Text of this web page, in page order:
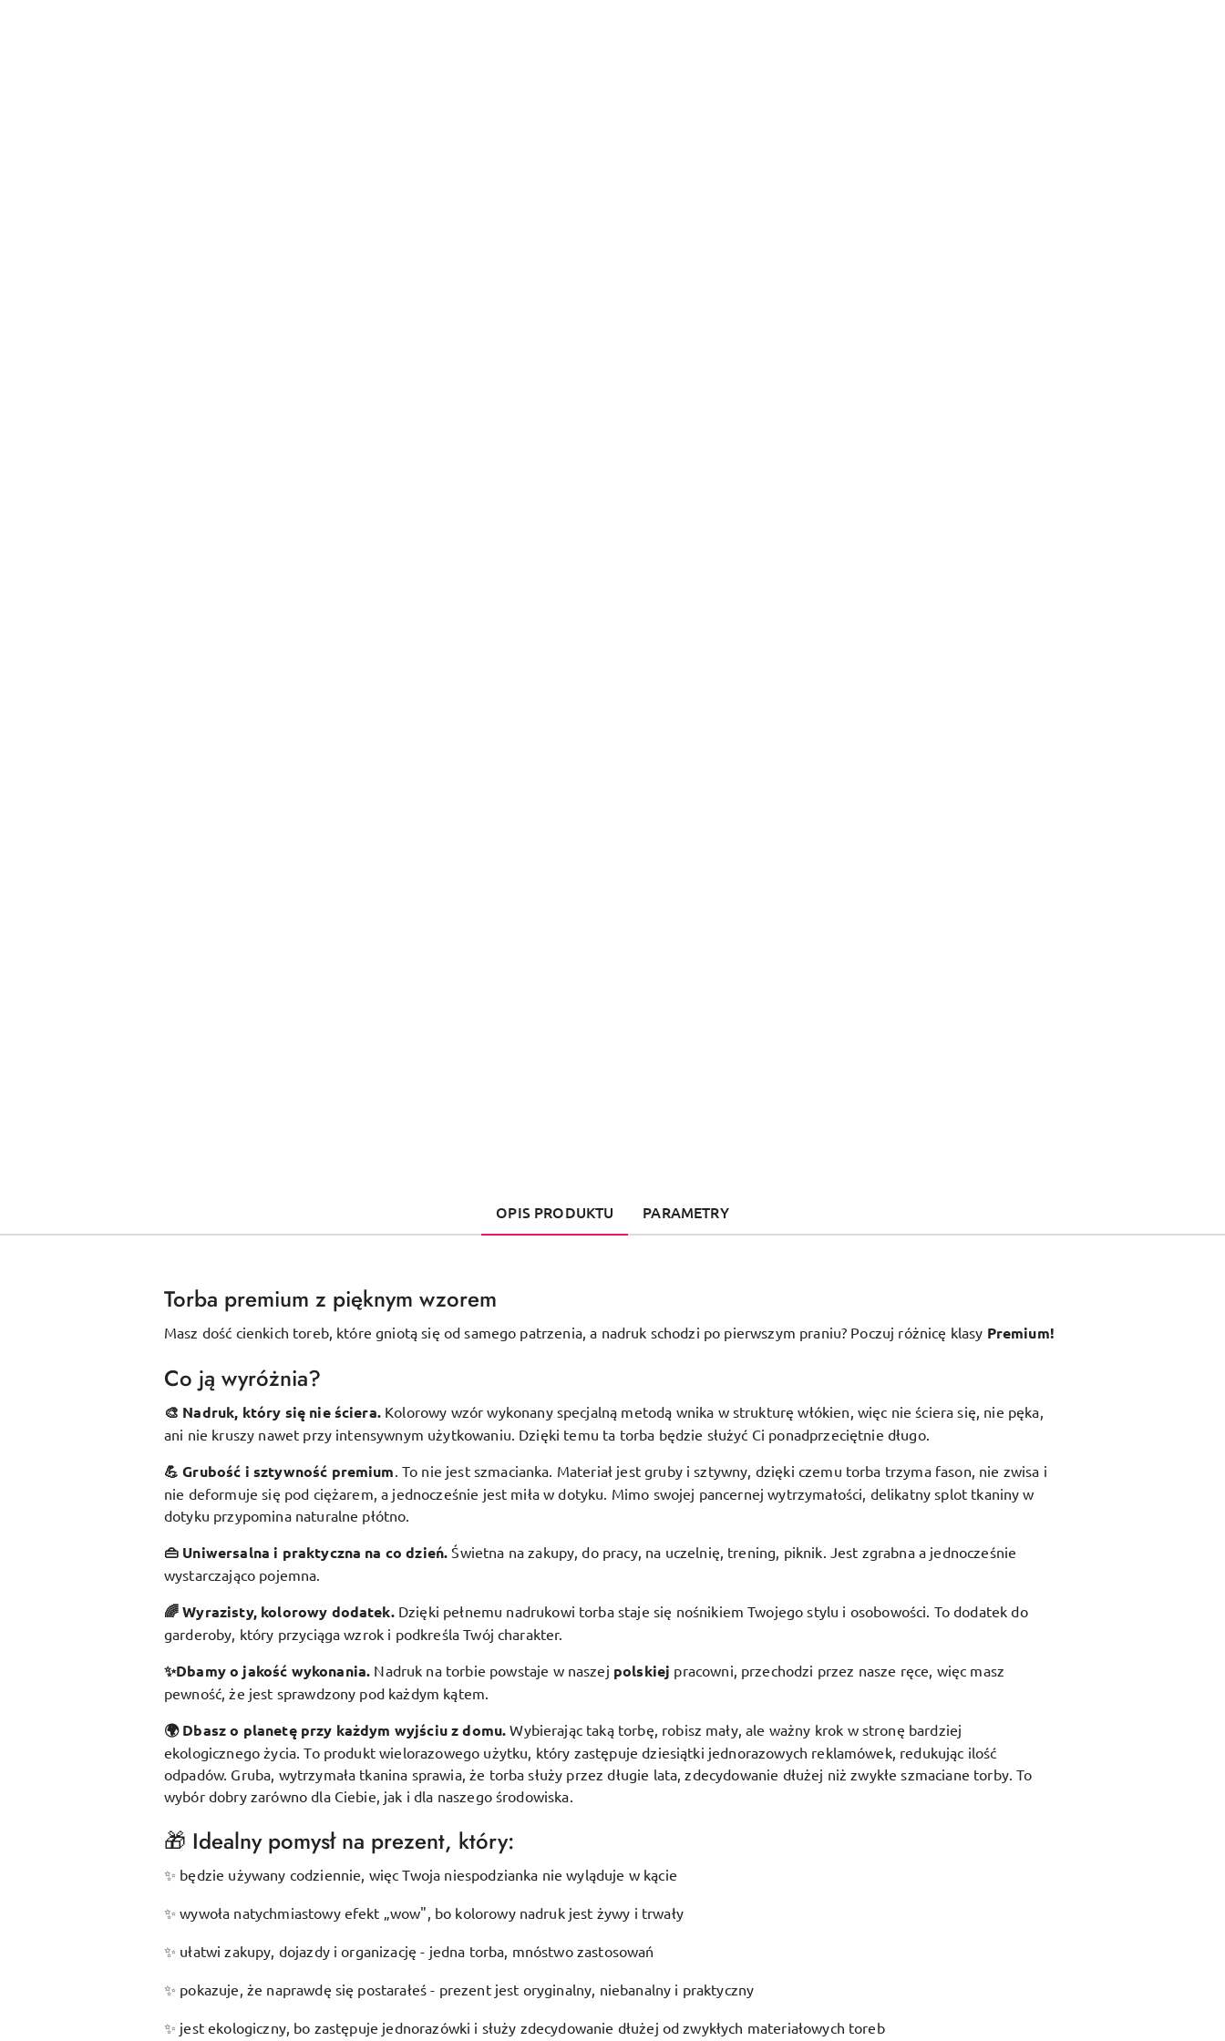
OPIS PRODUKTU PARAMETRY
Torba premium z pięknym wzorem
Masz dość cienkich toreb, które gniotą się od samego patrzenia, a nadruk schodzi po pierwszym praniu? Poczuj różnicę klasy Premium!
Co ją wyróżnia?
🎨 Nadruk, który się nie ściera. Kolorowy wzór wykonany specjalną metodą wnika w strukturę włókien, więc nie ściera się, nie pęka,
ani nie kruszy nawet przy intensywnym użytkowaniu. Dzięki temu ta torba będzie służyć Ci ponadprzeciętnie długo.
💪 Grubość i sztywność premium To nie jest szmacianka. Materiał jest gruby i sztywny, dzięki czemu torba trzyma fason, nie zwisa i
nie deformuje się pod ciężarem, a jednocześnie jest miła w dotyku. Mimo swojej pancernej wytrzymałości, delikatny splot tkaniny w
dotyku przypomina naturalne płótno.
👜 Uniwersalna i praktyczna na co dzień. Świetna na zakupy, do pracy, na uczelnię, trening, piknik. Jest zgrabna a jednocześnie
wystarczająco pojemna.
🌈 Wyrazisty, kolorowy dodatek. Dzięki pełnemu nadrukowi torba staje się nośnikiem Twojego stylu i osobowości. To dodatek do
garderoby, który przyciąga wzrok i podkreśla Twój charakter.
✨Dbamy o jakość wykonania. Nadruk na torbie powstaje w naszej polskiej pracowni, przechodzi przez nasze ręce, więc masz
pewność, że jest sprawdzony pod każdym kątem.
🌍 Dbasz o planetę przy każdym wyjściu z domu.Wybierając taką torbę, robisz mały, ale ważny krok w stronę bardziej
ekologicznego życia. To produkt wielorazowego użytku, który zastępuje dziesiątki jednorazowych reklamówek, redukując ilość
odpadów. Gruba, wytrzymała tkanina sprawia, że torba służy przez długie lata, zdecydowanie dłużej niż zwykłe szmaciane torby. To
wybór dobry zarówno dla Ciebie, jak i dla naszego środowiska.
🎁 Idealny pomysł na prezent, który:
✨ będzie używany codziennie, więc Twoja niespodzianka nie wyląduje w kącie
✨ wywoła natychmiastowy efekt „wow", bo kolorowy nadruk jest żywy i trwały
✨ ułatwi zakupy, dojazdy i organizację - jedna torba, mnóstwo zastosowań
✨ pokazuje, że naprawdę się postarałeś - prezent jest oryginalny, niebanalny i praktyczny
✨ jest ekologiczny, bo zastępuje jednorazówki i służy zdecydowanie dłużej od zwykłych materiałowych toreb